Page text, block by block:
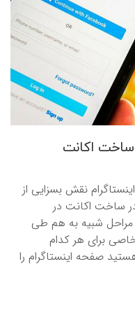
ساخت اکانت
نقش بسزایی از
ساخت اکانت در
مراحل شبیه به هم طی
برای هر کدام
صفحه اینستاگرام را